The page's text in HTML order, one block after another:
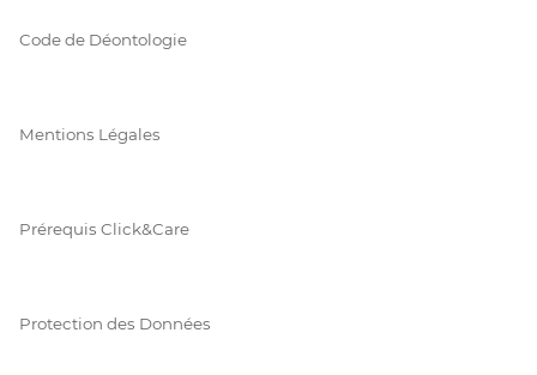
Code de Déontologie
Mentions Légales
Prérequis Click&Care
Protection des Données